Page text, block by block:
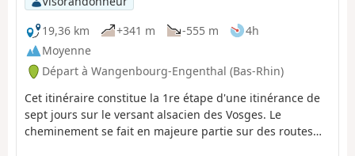
19,36 km
+341 m -555 m
4h
Moyenne
Départ à Wangenbourg-Engenthal (Bas-Rhin)
Cet itinéraire constitue la 1re étape d'une itinérance de
sept jours sur le versant alsacien des Vosges. Le
cheminement se fait en majeure partie sur des routes